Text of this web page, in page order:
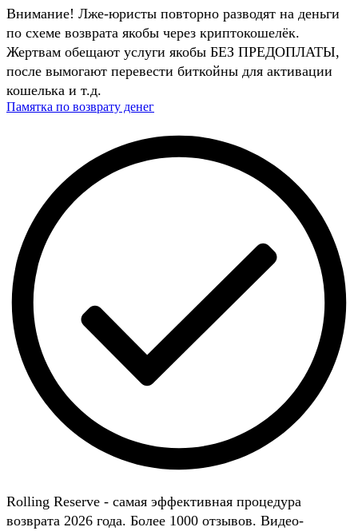
Внимание! Лже-юристы повторно разводят на деньги
по схеме возврата якобы через криптокошелёк.
Жертвам обещают услуги якобы БЕЗ ПРЕДОПЛАТЫ,
после вымогают перевести биткойны для активации
кошелька и т.д.
Памятка по возврату денег
Rolling Reserve - самая эффективная процедура
возврата 2026 года. Более 1000 отзывов. Видео-